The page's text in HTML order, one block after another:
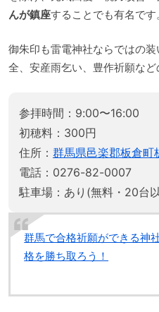
んが鎮座することでも有名です
御朱印も雷電神社ならではの
全、安産雨乞い、豊作祈願など
参拝時間：9:00〜16:00
初穂料：300円
住所： 群馬県邑楽郡板倉
電話：0276-82-0007
駐車場：あり(無料・20台
群馬で合格祈願ができる神
格を勝ち取ろう！